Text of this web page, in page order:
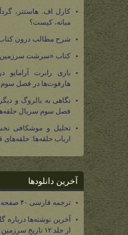
کارل اف. هاستتر،
میانه، کیست؟
شرح مطالب درون
کتاب «سرشت سرزمین
بازی رابرت
هارفوت‌ها در فصل سوم
نگاهی به بالروگ و
فصل سوم سریال
تحلیل و موشکافی
ارباب حلقه‌ها:
آخرین دانلودها
ترجمه فارسی ۴۰ صفحه از کتاب «سقوط نومه‌نور»
آخرین نوشته‌ها درباره
از جلد ۱۲ تاریخ سرزمین میانه